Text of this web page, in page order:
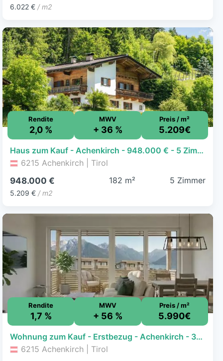
6.022 € / m2
Rendite
2,0 %
MWV
+ 36 %
Preis / m²
5.209€
Haus zum Kauf - Achenkirch - 948.000 € - 5 Zimmer, 182 m², 949 m² Grundstück
6215 Achenkirch | Tirol
948.000 €
5.209 € / m2
182 m² 5 Zimmer
Rendite
1,7 %
MWV
+ 56 %
Preis / m²
5.990€
Wohnung zum Kauf - Erstbezug - Achenkirch - 337.244 € - 2 Zimmer, 56,3 m², 1. Geschoss
6215 Achenkirch | Tirol